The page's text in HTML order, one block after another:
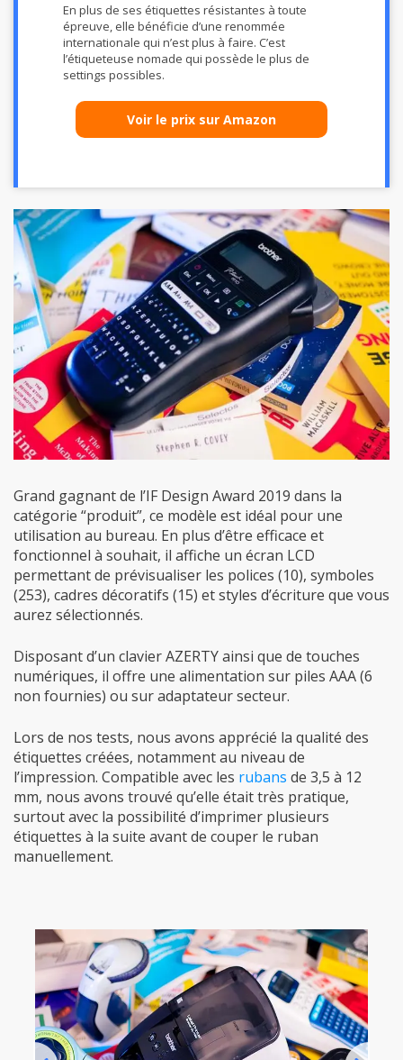
En plus de ses étiquettes résistantes à toute
épreuve, elle bénéficie d’une renommée
internationale qui n’est plus à faire. C’est
l’étiqueteuse nomade qui possède le plus de
settings possibles.
Voir le prix sur Amazon
Grand gagnant de l’IF Design Award 2019 dans la
catégorie “produit”, ce modèle est idéal pour une
utilisation au bureau. En plus d’être efficace et
fonctionnel à souhait, il affiche un écran LCD
permettant de prévisualiser les polices (10), symboles
(253), cadres décoratifs (15) et styles d’écriture que vous
aurez sélectionnés.
Disposant d’un clavier AZERTY ainsi que de touches
numériques, il offre une alimentation sur piles AAA (6
non fournies) ou sur adaptateur secteur.
Lors de nos tests, nous avons apprécié la qualité des
étiquettes créées, notamment au niveau de
l’impression. Compatible avec les rubans de 3,5 à 12
mm, nous avons trouvé qu’elle était très pratique,
surtout avec la possibilité d’imprimer plusieurs
étiquettes à la suite avant de couper le ruban
manuellement.